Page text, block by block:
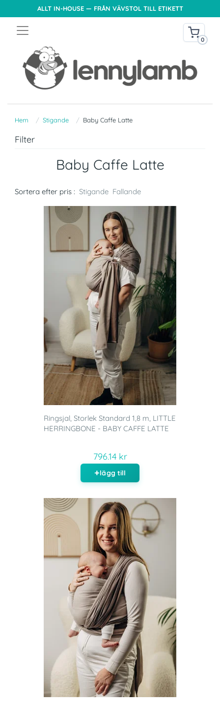
ALLT IN-HOUSE — FRÅN VÄVSTOL TILL ETIKETT
0
Hem Stigande Baby Caffe Latte
Filter
Baby Caffe Latte
Sortera efter pris : Stigande Fallande
Ringsjal, Storlek Standard 1,8 m, LITTLE
HERRINGBONE - BABY CAFFE LATTE
796.14 kr
lägg till